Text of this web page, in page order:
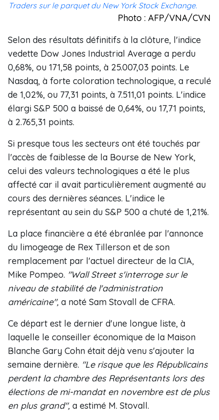
Traders sur le parquet du New York Stock Exchange.
Photo : AFP/VNA/CVN
Selon des résultats définitifs à la clôture, l'indice
vedette Dow Jones Industrial Average a perdu
0,68%, ou 171,58 points, à 25.007,03 points. Le
Nasdaq, à forte coloration technologique, a reculé
de 1,02%, ou 77,31 points, à 7.511,01 points. L'indice
élargi S&P 500 a baissé de 0,64%, ou 17,71 points,
à 2.765,31 points.
Si presque tous les secteurs ont été touchés par
l'accès de faiblesse de la Bourse de New York,
celui des valeurs technologiques a été le plus
affecté car il avait particulièrement augmenté au
cours des dernières séances. L'indice le
représentant au sein du S&P 500 a chuté de 1,21%.
La place financière a été ébranlée par l'annonce
du limogeage de Rex Tillerson et de son
remplacement par l'actuel directeur de la CIA,
Mike Pompeo. "Wall Street s'interroge sur le
niveau de stabilité de l'administration
américaine", a noté Sam Stovall de CFRA.
Ce départ est le dernier d'une longue liste, à
laquelle le conseiller économique de la Maison
Blanche Gary Cohn était déjà venu s'ajouter la
semaine dernière. "Le risque que les Républicains
perdent la chambre des Représentants lors des
élections de mi-mandat en novembre est de plus
en plus grand", a estimé M. Stovall.